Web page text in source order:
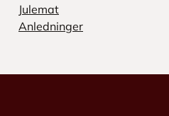
Julemat
Anledninger